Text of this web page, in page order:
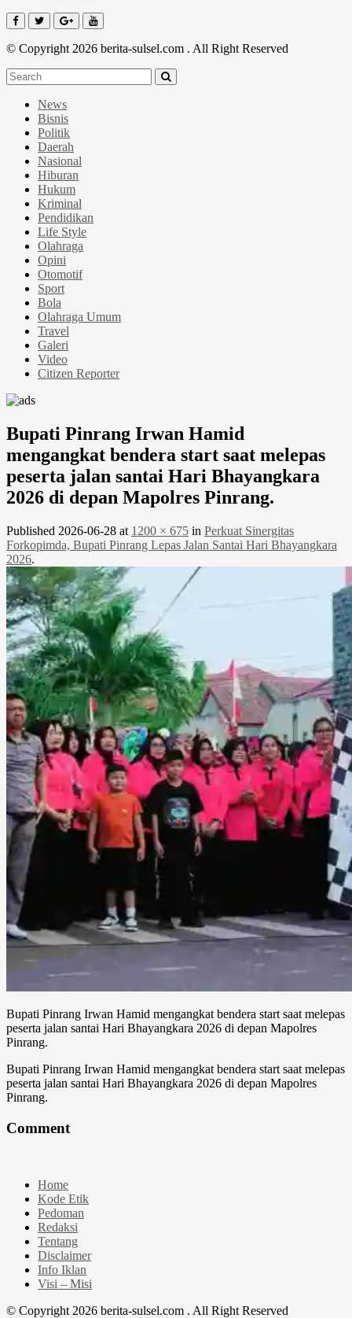
© Copyright 2026 berita-sulsel.com . All Right Reserved
News
Bisnis
Politik
Daerah
Nasional
Hiburan
Hukum
Kriminal
Pendidikan
Life Style
Olahraga
Opini
Otomotif
Sport
Bola
Olahraga Umum
Travel
Galeri
Video
Citizen Reporter
Bupati Pinrang Irwan Hamid
mengangkat bendera start saat melepas
peserta jalan santai Hari Bhayangkara
2026 di depan Mapolres Pinrang.
Published 2026-06-28 at 1200 × 675 in Perkuat Sinergitas
Forkopimda, Bupati Pinrang Lepas Jalan Santai Hari Bhayangkara
2026.
Bupati Pinrang Irwan Hamid mengangkat bendera start saat melepas
peserta jalan santai Hari Bhayangkara 2026 di depan Mapolres
Pinrang.
Bupati Pinrang Irwan Hamid mengangkat bendera start saat melepas
peserta jalan santai Hari Bhayangkara 2026 di depan Mapolres
Pinrang.
Comment
Home
Kode Etik
Pedoman
Redaksi
Tentang
Disclaimer
Info Iklan
Visi – Misi
© Copyright 2026 berita-sulsel.com . All Right Reserved